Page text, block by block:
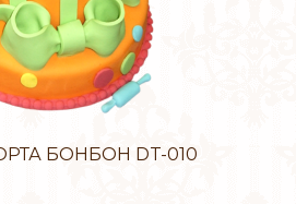
БОНБОН DT-010